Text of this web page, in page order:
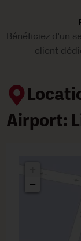
Bénéficiez d'un
client
Airport:
−